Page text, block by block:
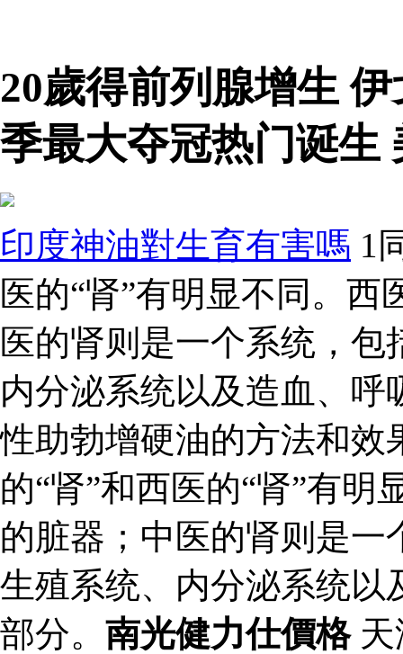
20歲得前列腺增生
季最大夺冠热门诞生
印度神油對生育有害嗎 1
医的“肾”有明显不同。
医的肾则是一个系统，
内分泌系统以及造血、
性助勃增硬油的方法和效
的“肾”和西医的“肾”有
的脏器；中医的肾则是
生殖系统、内分泌系统以
部分。 南光健力仕價格天